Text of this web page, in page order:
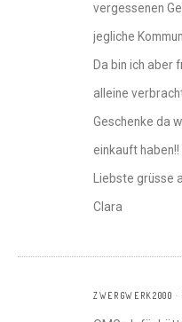
vergessenen
jegliche
Da bin ich aber
alleine
Geschenke da
einkauft haben!!
Liebste grüsse
Clara
ZWERGWERK2000